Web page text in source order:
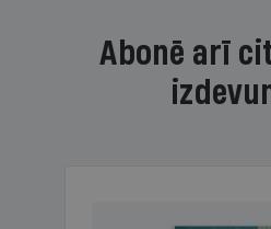
Abonē arī